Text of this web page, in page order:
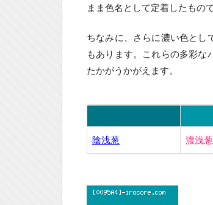
まま色名として定着したもの
ちなみに、さらに濃い色とし
もあります。これらの多彩な
たかがうかがえます。
陰浅葱 濃浅葱